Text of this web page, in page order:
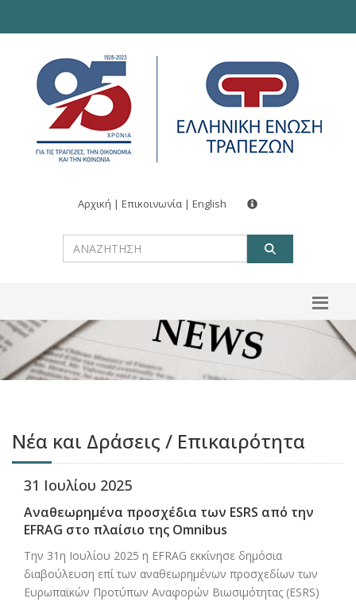
Αρχική | Επικοινωνία | English
Νέα και Δράσεις / Επικαιρότητα
31 Ιουλίου 2025
Αναθεωρημένα προσχέδια των ESRS από την
EFRAG στο πλαίσιο της Omnibus
Την 31η Ιουλίου 2025 η EFRAG εκκίνησε δημόσια
διαβούλευση επί των αναθεωρημένων προσχεδίων των
Ευρωπαϊκών Προτύπων Αναφορών Βιωσιμότητας (ESRS)